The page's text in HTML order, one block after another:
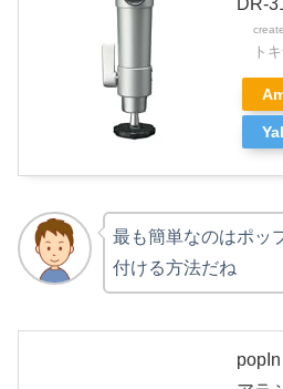
ト
最も簡単なのはポッ
付ける方法だね